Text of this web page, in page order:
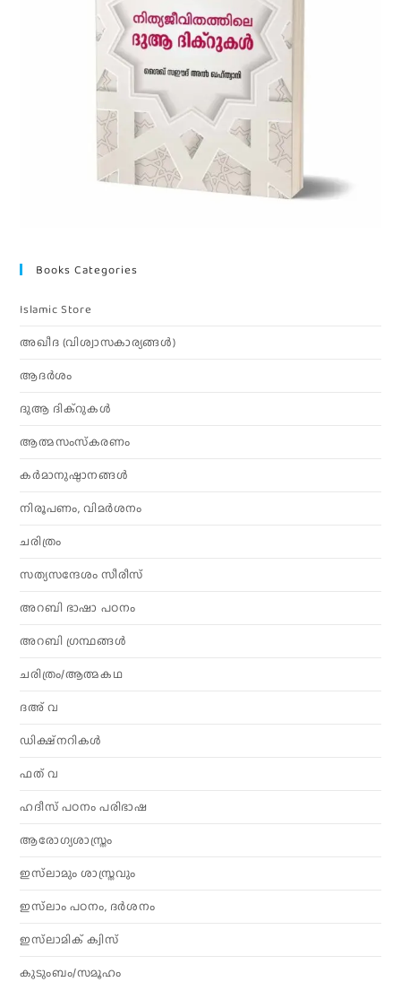
Books Categories
Islamic Store
അഖീദ (വിശ്വാസകാര്യങ്ങള്‍)
ആദര്‍ശം
ദുആ ദിക്റുകൾ
ആത്മസംസ്‌കരണം
കര്‍മാനുഷ്ഠാനങ്ങള്‍
നിരൂപണം, വിമര്‍ശനം
ചരിത്രം
സത്യസന്ദേശം സീരീസ്
അറബി ഭാഷാ പഠനം
അറബി ഗ്രന്ഥങ്ങൾ
ചരിത്രം/ആത്മകഥ
ദഅ് വ
ഡിക്ഷ്നറികൾ
ഫത് വ
ഹദീസ് പഠനം പരിഭാഷ
ആരോഗ്യശാസ്ത്രം
ഇസ്‌ലാമും ശാസ്ത്രവും
ഇസ്‌ലാം പഠനം, ദർശനം
ഇസ്‌ലാമിക് ക്വിസ്
കുടുംബം/സമൂഹം